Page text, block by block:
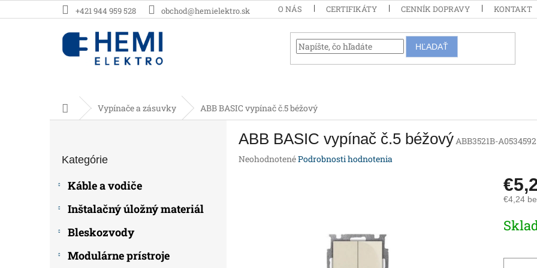
na
+421 944 959 528 obchod@hemielektro.sk O NÁS CERTIFIKÁTY CENNÍK DOPRAVY KONTAKT
HĽADAŤ
DomovVypínače a zásuvky ABB BASIC vypínač č.5 béžový
kategórie
Kategórie
Káble a vodiče
Inštalačný úložný materiál
Bleskozvody
Modulárne prístroje
ABB BASIC vypínač č.5 béžovýABB3521B-A0534592
Priemerné
NeohodnotenéPodrobnosti hodnotenia
€4,24
cena: